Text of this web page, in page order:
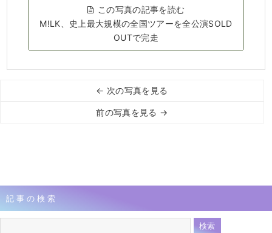
この写真の記事を読む
M!LK、史上最大規模の全国ツアーを全公演SOLD
OUTで完走
← 次の写真を見る
前の写真を見る →
記事の検索